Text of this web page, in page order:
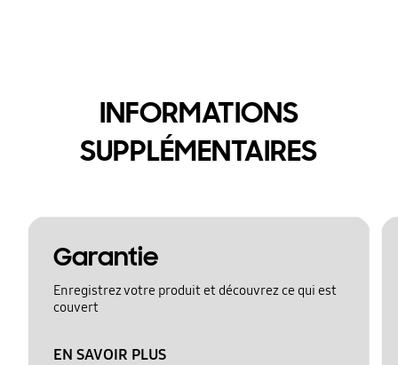
INFORMATIONS
SUPPLÉMENTAIRES
Garantie
Enregistrez votre produit et découvrez ce qui est
couvert
EN SAVOIR PLUS